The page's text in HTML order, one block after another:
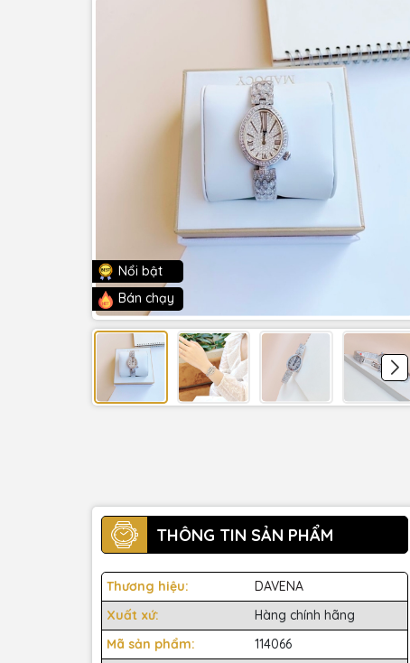
Nổi bật
Bán chạy
THÔNG TIN SẢN PHẨM
Thương hiệu:
DAVENA
Xuất xứ:
Hàng chính hãng
Mã sản phẩm:
114066